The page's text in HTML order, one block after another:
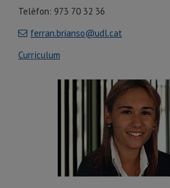
Telèfon: 973 70 32 36
ferran.brianso@udl.cat
Currículum